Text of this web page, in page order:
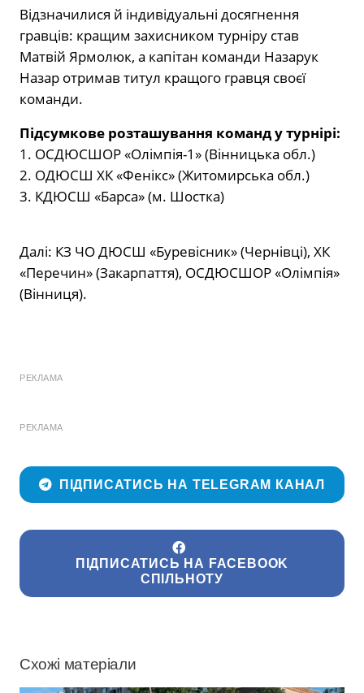
Відзначилися й індивідуальні досягнення
гравців: кращим захисником турніру став
Матвій Ярмолюк, а капітан команди Назарук
Назар отримав титул кращого гравця своєї
команди.
Підсумкове розташування команд у турнірі:
1. ОСДЮСШОР «Олімпія-1» (Вінницька обл.)
2. ОДЮСШ ХК «Фенікс» (Житомирська обл.)
3. КДЮСШ «Барса» (м. Шостка)
Далі: КЗ ЧО ДЮСШ «Буревісник» (Чернівці), ХК
«Перечин» (Закарпаття), ОСДЮСШОР «Олімпія»
(Вінниця).
РЕКЛАМА
РЕКЛАМА
ПІДПИСАТИСЬ НА TELEGRAM КАНАЛ
ПІДПИСАТИСЬ НА FACEBOOK
СПІЛЬНОТУ
Схожі матеріали